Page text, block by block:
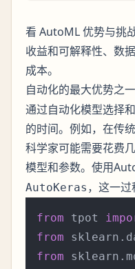
看 AutoML 优势与挑
收益和可解释性、数
成本。
自动化的最大优势之
通过自动化模型选择
的时间。例如，在传
科学家可能需要花费
模型和参数。使用
AutoKeras ，这一过
from tpot
from
from